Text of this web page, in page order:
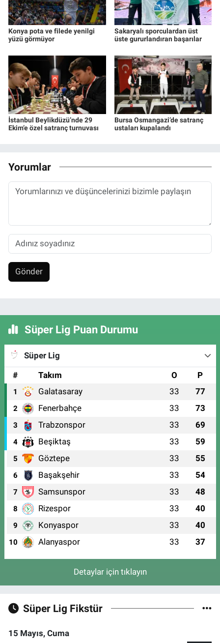
Konya pota ve filede yenilgi
yüzü görmüyor
Sakaryalı sporculardan üst
üste gururlandıran başarılar
İstanbul Beylikdüzü’nde 29
Ekim’e özel satranç turnuvası
Bursa Osmangazi’de satranç
ustaları kupalandı
Yorumlar
Gönder
Süper Lig Puan Durumu
Süper Lig
#
Takım O P
1 Galatasaray 33 77
2 Fenerbahçe 33 73
3 Trabzonspor 33 69
4 Beşiktaş 33 59
5 Göztepe 33 55
6 Başakşehir 33 54
7 Samsunspor 33 48
8 Rizespor 33 40
9 Konyaspor 33 40
10 Alanyaspor 33 37
Detaylar için tıklayın
Süper Lig Fikstür
15 Mayıs, Cuma